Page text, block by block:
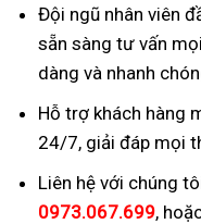
Đội ngũ nhân viên
sẵn sàng tư vấn
dàng và nhanh
Hỗ trợ khách hàng
24/7, giải đáp mọi
Liên hệ với chúng
0973.067.699,